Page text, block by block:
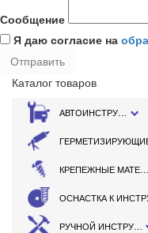
Сообщение
Я даю согласие на
Каталог товаров
АВТОИНСТРУМЕНТ
КРЕПЕЖНЫЕ МАТЕРИАЛЫ
РУЧНОЙ ИНСТРУМЕНТ